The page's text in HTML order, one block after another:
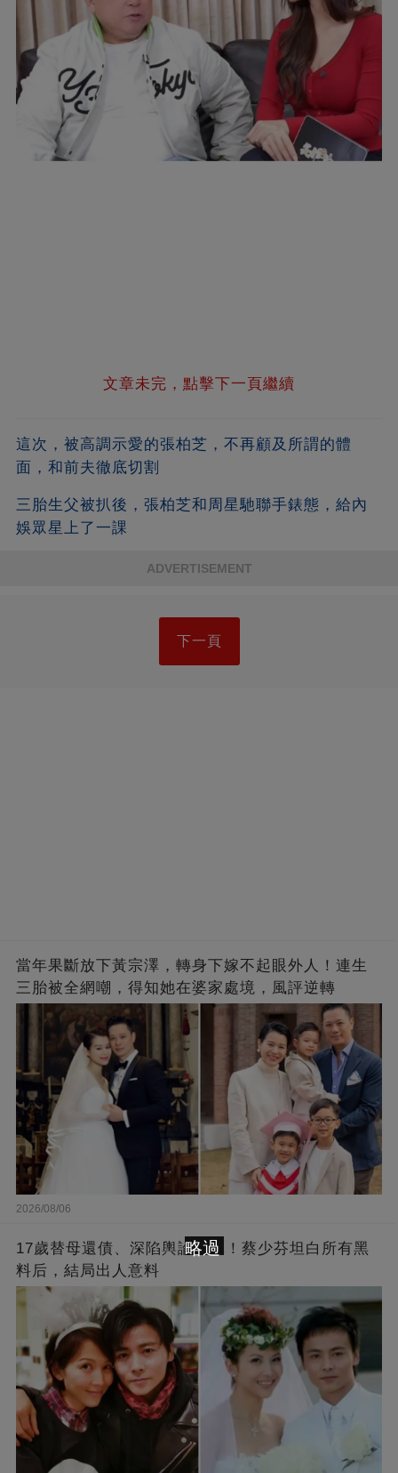
文章未完，點擊下一頁繼續
這次，被高調示愛的張柏芝，不再顧及所謂的體
面，和前夫徹底切割
三胎生父被扒後，張柏芝和周星馳聯手錶態，給內
娛眾星上了一課
ADVERTISEMENT
下一頁
當年果斷放下黃宗澤，轉身下嫁不起眼外人！連生
三胎被全網嘲，得知她在婆家處境，風評逆轉
2026/08/06
17歲替母還債、深陷輿論泥潭！蔡少芬坦白所有黑
料后，結局出人意料
略過